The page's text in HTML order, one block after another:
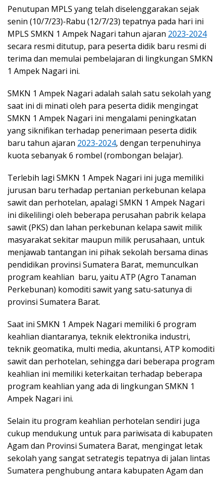
Penutupan MPLS yang telah diselenggarakan sejak
senin (10/7/23)-Rabu (12/7/23) tepatnya pada hari ini
MPLS SMKN 1 Ampek Nagari tahun ajaran 2023-2024
secara resmi ditutup, para peserta didik baru resmi di
terima dan memulai pembelajaran di lingkungan SMKN
1 Ampek Nagari ini.
SMKN 1 Ampek Nagari adalah salah satu sekolah yang
saat ini di minati oleh para peserta didik mengingat
SMKN 1 Ampek Nagari ini mengalami peningkatan
yang siknifikan terhadap penerimaan peserta didik
baru tahun ajaran 2023-2024, dengan terpenuhinya
kuota sebanyak 6 rombel (rombongan belajar).
Terlebih lagi SMKN 1 Ampek Nagari ini juga memiliki
jurusan baru terhadap pertanian perkebunan kelapa
sawit dan perhotelan, apalagi SMKN 1 Ampek Nagari
ini dikelilingi oleh beberapa perusahan pabrik kelapa
sawit (PKS) dan lahan perkebunan kelapa sawit milik
masyarakat sekitar maupun milik perusahaan, untuk
menjawab tantangan ini pihak sekolah bersama dinas
pendidikan provinsi Sumatera Barat, memunculkan
program keahlian baru, yaitu ATP (Agro Tanaman
Perkebunan) komoditi sawit yang satu-satunya di
provinsi Sumatera Barat.
Saat ini SMKN 1 Ampek Nagari memiliki 6 program
keahlian diantaranya, teknik elektronika industri,
teknik geomatika, multi media, akuntansi, ATP komoditi
sawit dan perhotelan, sehingga dari beberapa program
keahlian ini memiliki keterkaitan terhadap beberapa
program keahlian yang ada di lingkungan SMKN 1
Ampek Nagari ini.
Selain itu program keahlian perhotelan sendiri juga
cukup mendukung untuk para pariwisata di kabupaten
Agam dan Provinsi Sumatera Barat, mengingat letak
sekolah yang sangat setrategis tepatnya di jalan lintas
Sumatera penghubung antara kabupaten Agam dan